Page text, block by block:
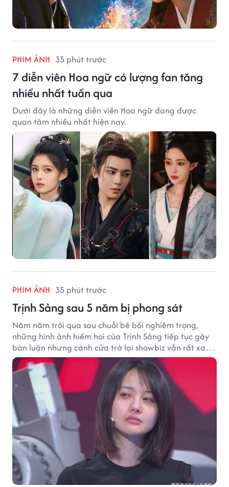
PHIM ẢNH 35 phút trước
7 diễn viên Hoa ngữ có lượng fan tăng
nhiều nhất tuần qua
Dưới đây là những diễn viên Hoa ngữ đang được
quan tâm nhiều nhất hiện nay.
PHIM ẢNH 35 phút trước
Trịnh Sảng sau 5 năm bị phong sát
Năm năm trôi qua sau chuỗi bê bối nghiêm trọng,
những hình ảnh hiếm hoi của Trịnh Sảng tiếp tục gây
bàn luận nhưng cánh cửa trở lại showbiz vẫn rất xa
vời.